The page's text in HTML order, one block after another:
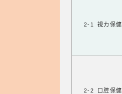
2-1 視力保健
2-2 口腔保健